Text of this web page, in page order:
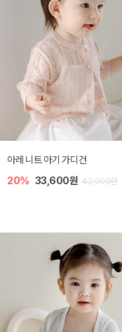
[SIZE ~6Y] 로메이 라운지 셋업
30% 18,200원 26,000원